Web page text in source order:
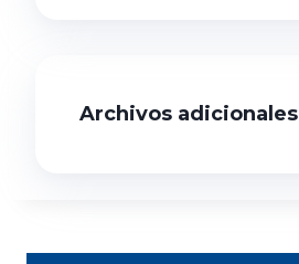
Archivos adicionales